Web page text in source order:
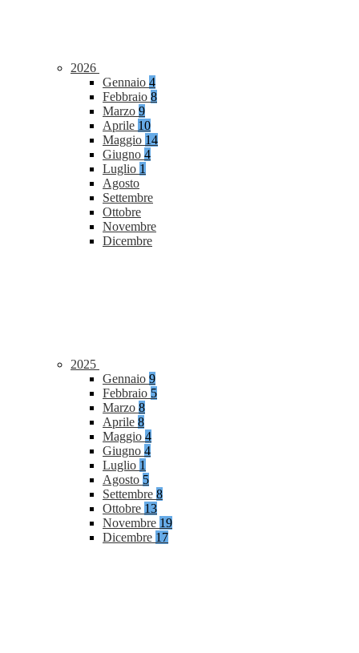
2026
Gennaio 4
Febbraio 8
Marzo 9
Aprile 10
Maggio 14
Giugno 4
Luglio 1
Agosto
Settembre
Ottobre
Novembre
Dicembre
2025
Gennaio 9
Febbraio 5
Marzo 8
Aprile 8
Maggio 4
Giugno 4
Luglio 1
Agosto 5
Settembre 8
Ottobre 13
Novembre 19
Dicembre 17